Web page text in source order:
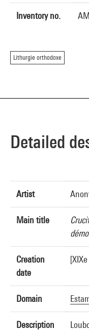
Inventory no.
Lithurgie orthodoxe
Detailed
Artist
Main title
Creation
date
Domain
Description